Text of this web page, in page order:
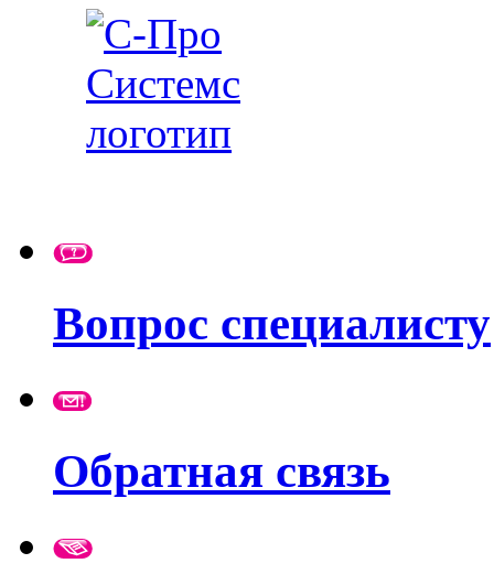
Вопрос специалисту
Обратная связь